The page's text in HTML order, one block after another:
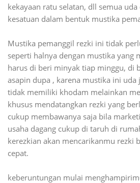
kekayaan ratu selatan, dll semua
kesatuan dalam bentuk mustika
Mustika pemanggil rezki ini tidak
seperti halnya dengan mustika yang
harus di beri minyak tiap minggu, di
asapin dupa , karena mustika ini uda
tidak memiliki khodam melainkan
khusus mendatangkan rezki yang
cukup membawanya saja bila
usaha dagang cukup di taruh di
kerezkian akan mencarikanmu rezki
cepat.
keberuntungan mulai